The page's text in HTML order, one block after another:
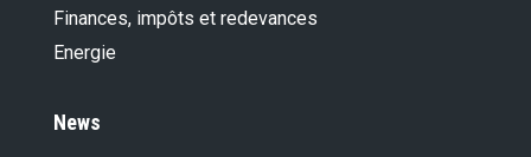
Finances, impôts et redevances
Energie
News